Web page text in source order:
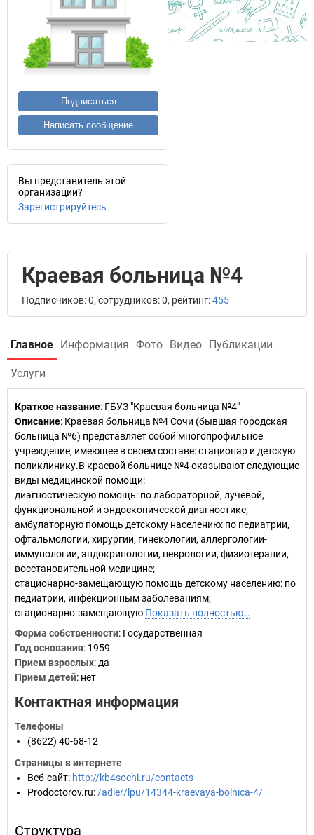
Подписаться
Написать сообщение
Вы представитель этой
организации?
Зарегистрируйтесь
Краевая больница №4
Подписчиков: 0, сотрудников: 0, рейтинг:455
Главное Информация Фото Видео Публикации
Услуги
Краткое название: ГБУЗ "Краевая больница №4"
Описание: Краевая больница №4 Сочи (бывшая городская
больница №6) представляет собой многопрофильное
учреждение, имеющее в своем составе: стационар и детскую
поликлинику.В краевой больнице №4 оказывают следующие
виды медицинской помощи:
диагностическую помощь: по лабораторной, лучевой,
функциональной и эндоскопической диагностике;
амбулаторную помощь детскому населению: по педиатрии,
офтальмологии, хирургии, гинекологии, аллергологии-
иммунологии, эндокринологии, неврологии, физиотерапии,
восстановительной медицине;
стационарно-замещающую помощь детскому населению: по
педиатрии, инфекционным заболеваниям;
стационарно-замещающую Показать полностью…
Форма собственности: Государственная
Год основания: 1959
Прием взрослых: да
Прием детей: нет
Контактная информация
Телефоны
(8622) 40-68-12
Страницы в интернете
Веб-сайт: http://kb4sochi.ru/contacts
Prodoctorov.ru: /adler/lpu/14344-kraevaya-bolnica-4/
Структура